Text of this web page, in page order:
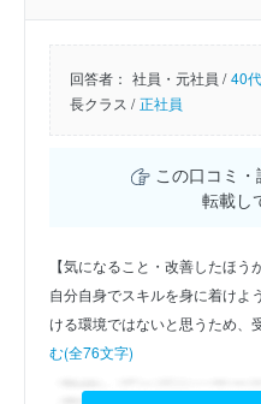
回答者： 社員・元社員 / 40
長クラス / 正社員
この口コミ・
転載し
【気になること・改善したほう
自分自身でスキルを身に着けよ
ける環境ではないと思うため、
む(全76文字)